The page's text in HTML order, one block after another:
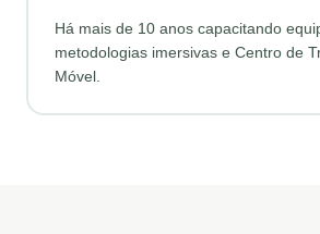
Há mais de 10 anos capacitando
metodologias imersivas e Centro de
Móvel.